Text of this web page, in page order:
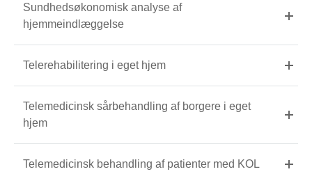
Sundhedsøkonomisk analyse af
hjemmeindlæggelse
Telerehabilitering i eget hjem
Telemedicinsk sårbehandling af borgere i eget
hjem
Telemedicinsk behandling af patienter med KOL